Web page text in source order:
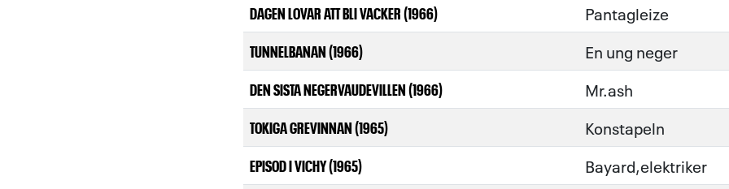
DAGEN LOVAR ATT BLI VACKER (1966) Pantagleize
TUNNELBANAN (1966) En ung neger
DEN SISTA NEGERVAUDEVILLEN (1966) Mr.ash
TOKIGA GREVINNAN (1965) Konstapeln
EPISOD I VICHY (1965) Bayard,elektriker